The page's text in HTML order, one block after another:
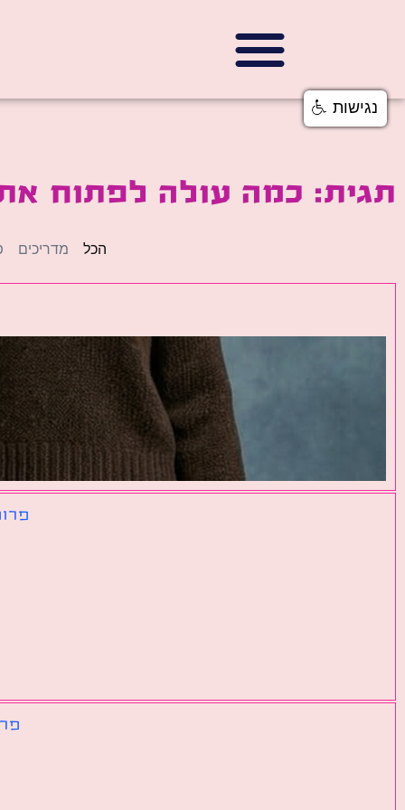
תגית: כמה עולה לפתוח
מדריכים הכל
נגישות